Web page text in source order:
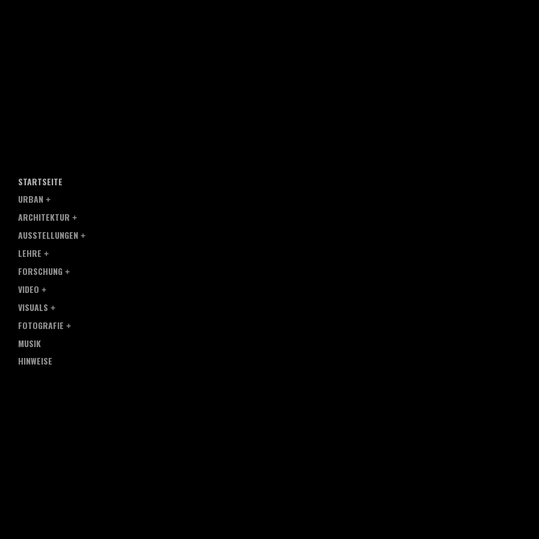
STARTSEITE
URBAN
ARCHITEKTUR
AUSSTELLUNGEN
LEHRE
FORSCHUNG
VIDEO
VISUALS
FOTOGRAFIE
MUSIK
HINWEISE